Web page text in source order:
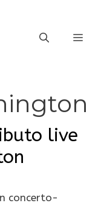
live
concerto-